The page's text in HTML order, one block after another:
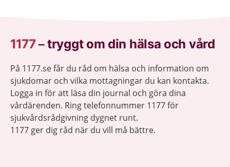
1177–tryggt om din hälsa och vård
På 1177.se får du råd om hälsa och information om
sjukdomar och vilka mottagningar du kan kontakta.
Logga in för att läsa din journal och göra dina
vårdärenden. Ring telefonnummer 1177 för
sjukvårdsrådgivning dygnet runt.
1177 ger dig råd när du vill må bättre.